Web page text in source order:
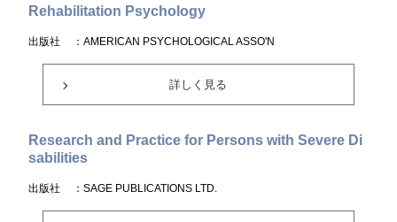
Rehabilitation Psychology
出版社 ：AMERICAN PSYCHOLOGICAL ASSO'N
詳しく見る
Research and Practice for Persons with Severe Di
sabilities
出版社 ：SAGE PUBLICATIONS LTD.